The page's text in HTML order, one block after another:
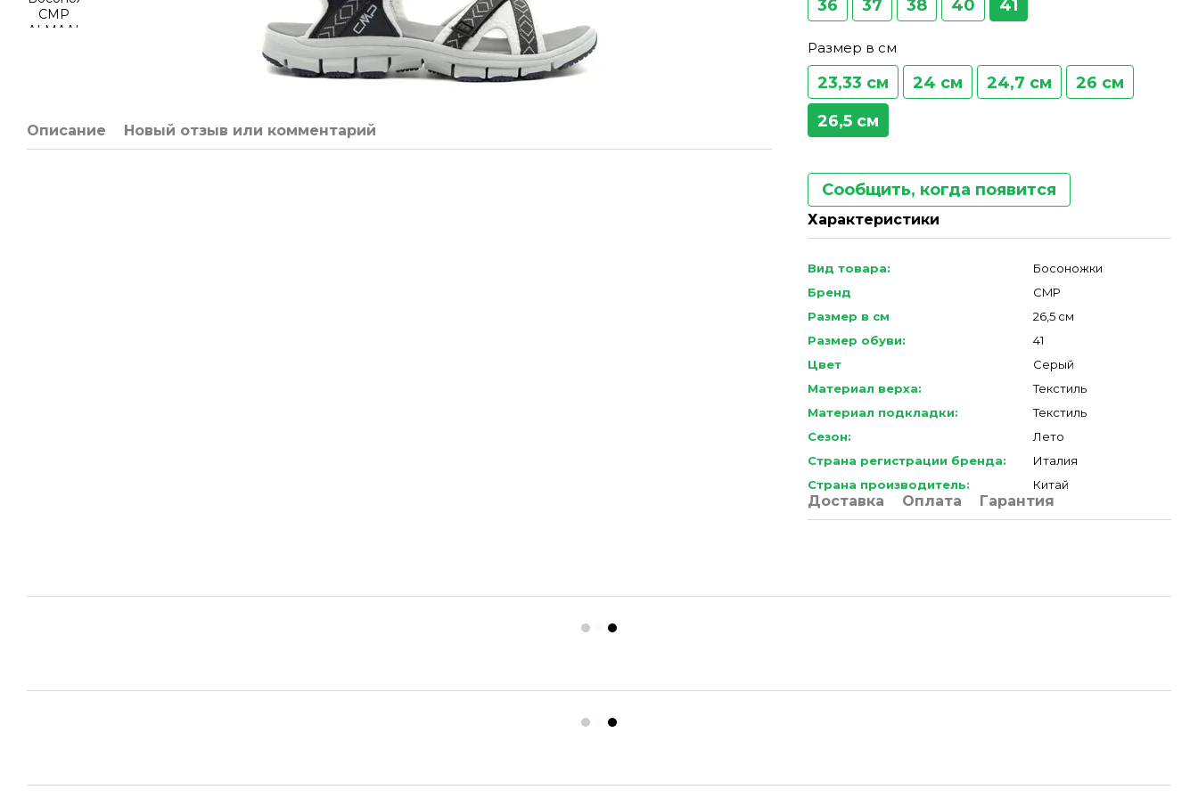
Описание Новый отзыв или комментарий
36 37 38 40 41
Размер в см
23,33 см 24 см 24,7 см
26 см
26,5 см
Сообщить, когда появится
Характеристики
Вид товара:
Босоножки
Бренд
CMP
Размер в см
26,5 см
Размер обуви:
41
Цвет
Серый
Материал верха:
Текстиль
Материал подкладки:
Текстиль
Сезон:
Лето
Страна регистрации бренда:
Италия
Страна производитель:
Китай
Доставка Оплата Гарантия